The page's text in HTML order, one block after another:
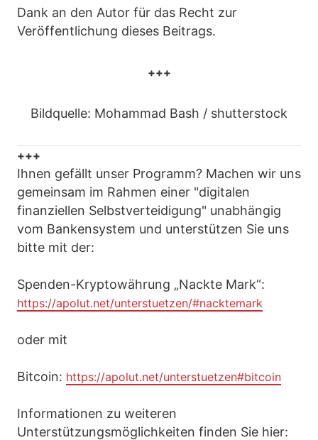
Dank an den Autor für das Recht zur
Veröffentlichung dieses Beitrags.
+++
Bildquelle: Mohammad Bash / shutterstock
+++
Ihnen gefällt unser Programm? Machen wir uns
gemeinsam im Rahmen einer "digitalen
finanziellen Selbstverteidigung" unabhängig
vom Bankensystem und unterstützen Sie uns
bitte mit der:
Spenden-Kryptowährung „Nackte Mark“:
https://apolut.net/unterstuetzen/#nacktemark
oder mit
Bitcoin: https://apolut.net/unterstuetzen#bitcoin
Informationen zu weiteren
Unterstützungsmöglichkeiten finden Sie hier: